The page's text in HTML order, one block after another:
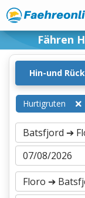
Fähren
Hin-und
Hurtigruten